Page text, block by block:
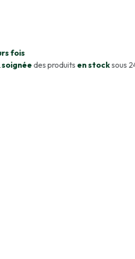
fois
des produits en stocksous